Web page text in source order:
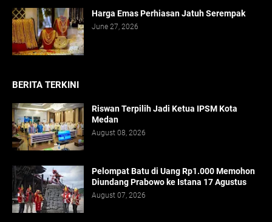
Harga Emas Perhiasan Jatuh Serempak
June 27, 2026
BERITA TERKINI
Riswan Terpilih Jadi Ketua IPSM Kota
Medan
August 08, 2026
Pelompat Batu di Uang Rp1.000 Memohon
Diundang Prabowo ke Istana 17 Agustus
August 07, 2026